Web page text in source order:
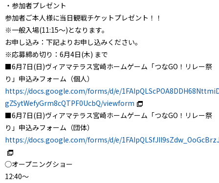
・参加者プレゼント
参加者ご本人様に当日観戦チケットプレゼント！！
※一般入場(11:15～)となります。
お申し込み：下記よりお申し込みください。
※応募締め切り：6月4日(木) まで
■6月7日(日)ヴィアマテラス宮崎ホームゲーム「つなGO！リレー祭
り」申込みフォーム（個人）
https://docs.google.com/forms/d/e/
gZSytWefyGrm8cQTPF0UcbQ/viewform
■6月7日(日)ヴィアマテラス宮崎ホームゲーム「つなGO！リレー祭
り」申込みフォーム（団体）
https://docs.google.com/forms/d/e/
◯オープニングショー
12:40～